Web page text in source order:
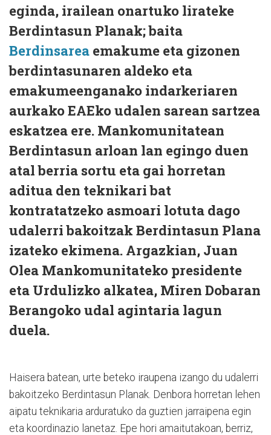
eginda, irailean onartuko lirateke
Berdintasun Planak; baita
Berdinsarea emakume eta gizonen
berdintasunaren aldeko eta
emakumeenganako indarkeriaren
aurkako EAEko udalen sarean sartzea
eskatzea ere. Mankomunitatean
Berdintasun arloan lan egingo duen
atal berria sortu eta gai horretan
aditua den teknikari bat
kontratatzeko asmoari lotuta dago
udalerri bakoitzak Berdintasun Plana
izateko ekimena. Argazkian, Juan
Olea Mankomunitateko presidente
eta Urdulizko alkatea, Miren Dobaran
Berangoko udal agintaria lagun
duela.
Haisera batean, urte beteko iraupena izango du udalerri
bakoitzeko Berdintasun Planak. Denbora horretan lehen
aipatu teknikaria arduratuko da guztien jarraipena egin
eta koordinazio lanetaz. Epe hori amaitutakoan, berriz,